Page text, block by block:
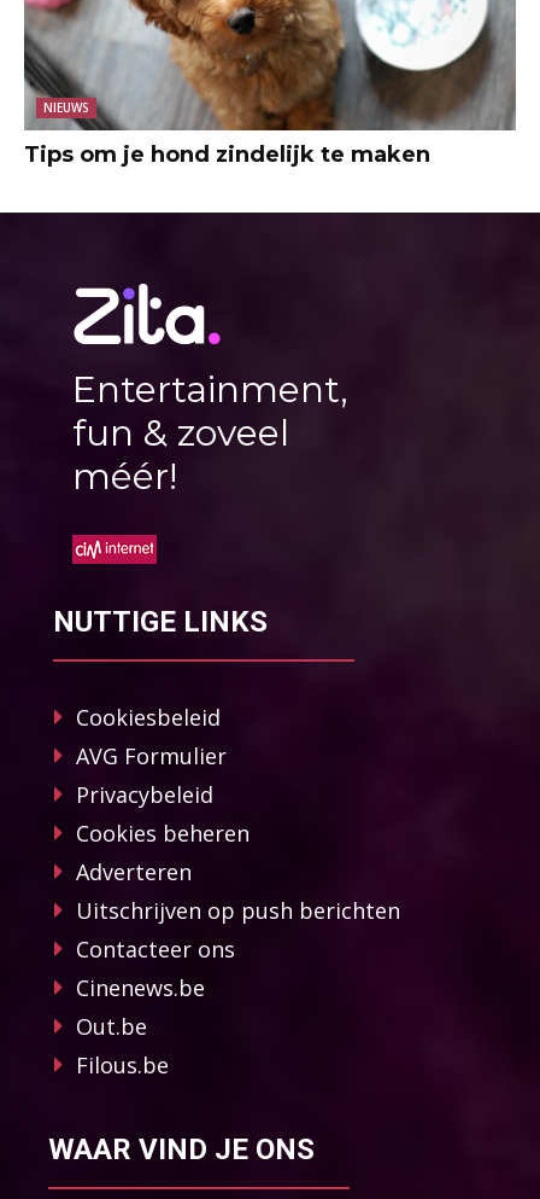
NIEUWS
Tips om je hond zindelijk te maken
Entertainment,
fun & zoveel
méér!
NUTTIGE LINKS
Cookiesbeleid
AVG Formulier
Privacybeleid
Cookies beheren
Adverteren
Uitschrijven op push berichten
Contacteer ons
Cinenews.be
Out.be
Filous.be
WAAR VIND JE ONS